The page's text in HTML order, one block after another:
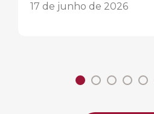
17 de junho de 2026